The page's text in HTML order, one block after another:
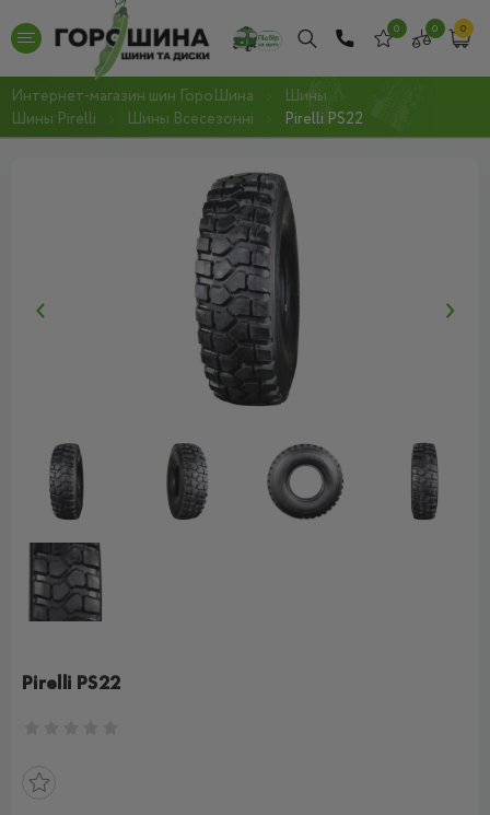
0 0 0
Интернет-магазин шин ГороШина
Шины
Шины Pirelli
Шины Всесезонні Pirelli PS22
Pirelli PS22